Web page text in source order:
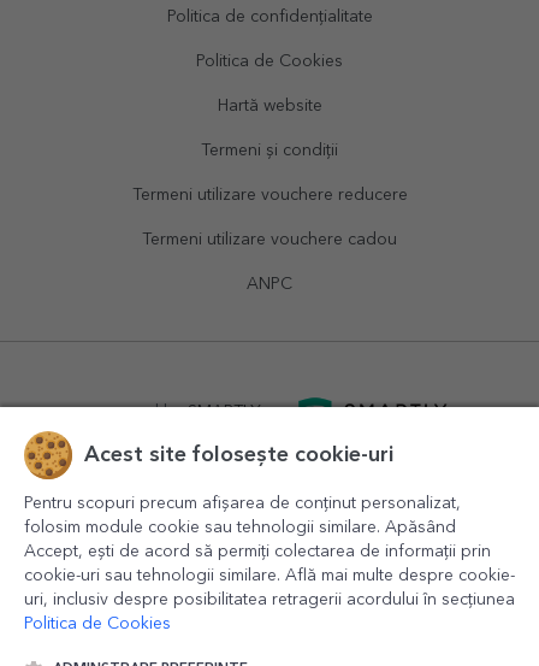
Politica de confidențialitate
Politica de Cookies
Hartă website
Termeni și condiții
Termeni utilizare vouchere reducere
Termeni utilizare vouchere cadou
ANPC
powered bySMARTLY.ro
Acest site folosește cookie-uri
Pentru scopuri precum afișarea de conținut personalizat,
folosim module cookie sau tehnologii similare. Apăsând
Accept, ești de acord să permiți colectarea de informații prin
cookie-uri sau tehnologii similare. Află mai multe despre cookie-
uri, inclusiv despre posibilitatea retragerii acordului în secțiunea
Politica de Cookies